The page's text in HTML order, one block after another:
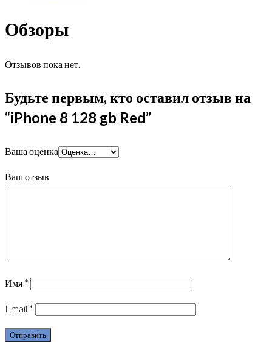
Обзоры
Отзывов пока нет.
Будьте первым, кто оставил отзыв на
“iPhone 8 128 gb Red”
Ваша оценка
Ваш отзыв
Имя *
Email *